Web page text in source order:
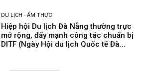
DU LỊCH - ẨM THỰC
Hiệp hội Du lịch Đà Nẵng thường trực
mở rộng, đẩy mạnh công tác chuẩn bị
DITF (Ngày Hội du lịch Quốc tế Đà...